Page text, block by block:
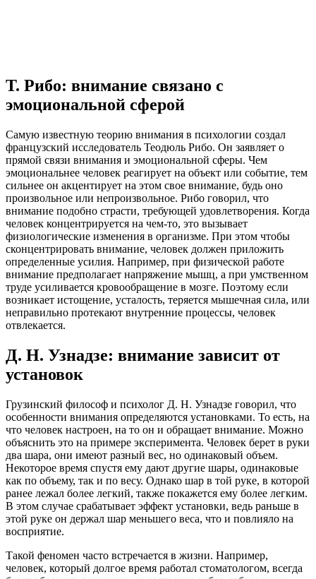
Т. Рибо: внимание связано с
эмоциональной сферой
Самую известную теорию внимания в психологии создал
французский исследователь Теодюль Рибо. Он заявляет о
прямой связи внимания и эмоциональной сферы. Чем
эмоциональнее человек реагирует на объект или событие, тем
сильнее он акцентирует на этом свое внимание, будь оно
произвольное или непроизвольное. Рибо говорил, что
внимание подобно страсти, требующей удовлетворения. Когда
человек концентрируется на чем-то, это вызывает
физиологические изменения в организме. При этом чтобы
сконцентрировать внимание, человек должен приложить
определенные усилия. Например, при физической работе
внимание предполагает напряжение мышц, а при умственном
труде усиливается кровообращение в мозге. Поэтому если
возникает истощение, усталость, теряется мышечная сила, или
неправильно протекают внутренние процессы, человек
отвлекается.
Д. Н. Узнадзе: внимание зависит от
установок
Грузинский философ и психолог Д. Н. Узнадзе говорил, что
особенности внимания определяются установками. То есть, на
что человек настроен, на то он и обращает внимание. Можно
объяснить это на примере эксперимента. Человек берет в руки
два шара, они имеют разный вес, но одинаковый объем.
Некоторое время спустя ему дают другие шары, одинаковые
как по объему, так и по весу. Однако шар в той руке, в которой
ранее лежал более легкий, также покажется ему более легким.
В этом случае срабатывает эффект установки, ведь раньше в
этой руке он держал шар меньшего веса, что и повлияло на
восприятие.
Такой феномен часто встречается в жизни. Например,
человек, который долгое время работал стоматологом, всегда